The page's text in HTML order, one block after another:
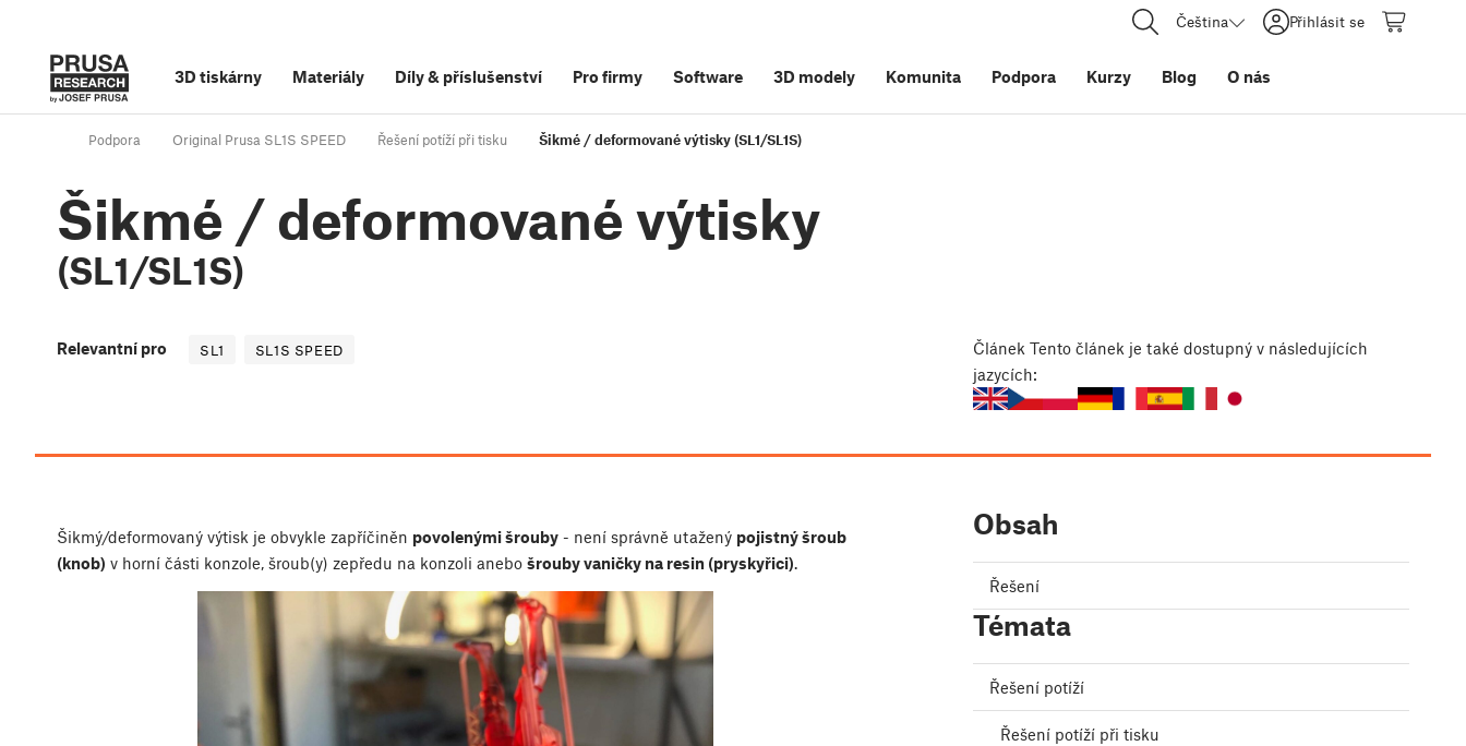
Čeština Přihlásit se
3D tiskárny Materiály Díly& příslušenství Pro firmy Software 3D modely Komunita Podpora Kurzy Blog O nás
Podpora Original Prusa SL1S SPEED Řešení potíží při tisku Šikmé / deformované výtisky (SL1/SL1S)
Šikmé / deformované výtisky
(SL1/SL1S)
Relevantní pro SL1 SL1S SPEED Článek Tento článek je také dostupný v následujících
jazycích:
Šikmý/deformovaný výtisk je obvykle zapříčiněn povolenými šrouby - není správně utažený pojistný šroub
(knob) v horní části konzole, šroub(y) zepředu na konzoli anebo šrouby vaničky na resin (pryskyřici).
Obsah
Řešení
Témata
Řešení potíží
Řešení potíží při tisku